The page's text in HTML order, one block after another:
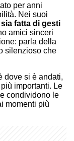
per anni
Nei suoi
sia fatta di gesti
amici sinceri
parla della
silenzioso che
dove si è andati,
importanti. Le
condividono le
momenti più